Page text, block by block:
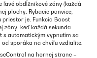
ľavé obdĺžnikové zóny (každá
plochy. Rybacie panvice,
priestor je. Funkcia Boost
zóny, keď každá sekunda
s automatickým vypnutím sa
sporáka na chvíľu vzdialite.
na hornej strane –